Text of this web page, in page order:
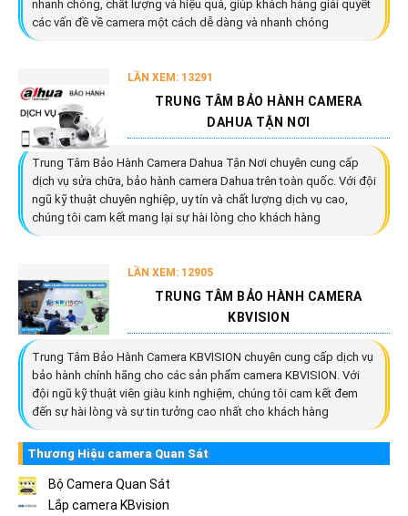
nhanh chóng, chất lượng và hiệu quả, giúp khách hàng giải quyết
các vấn đề về camera một cách dễ dàng và nhanh chóng
LẦN XEM: 13291
TRUNG TÂM BẢO HÀNH CAMERA
DAHUA TẬN NƠI
Trung Tâm Bảo Hành Camera Dahua Tận Nơi chuyên cung cấp
dịch vụ sửa chữa, bảo hành camera Dahua trên toàn quốc. Với đội
ngũ kỹ thuật chuyên nghiệp, uy tín và chất lượng dịch vụ cao,
chúng tôi cam kết mang lại sự hài lòng cho khách hàng
LẦN XEM: 12905
TRUNG TÂM BẢO HÀNH CAMERA
KBVISION
Trung Tâm Bảo Hành Camera KBVISION chuyên cung cấp dịch vụ
bảo hành chính hãng cho các sản phẩm camera KBVISION. Với
đội ngũ kỹ thuật viên giàu kinh nghiệm, chúng tôi cam kết đem
đến sự hài lòng và sự tin tưởng cao nhất cho khách hàng
Thương Hiệu camera Quan Sát
Bộ Camera Quan Sát
Lắp camera KBvision